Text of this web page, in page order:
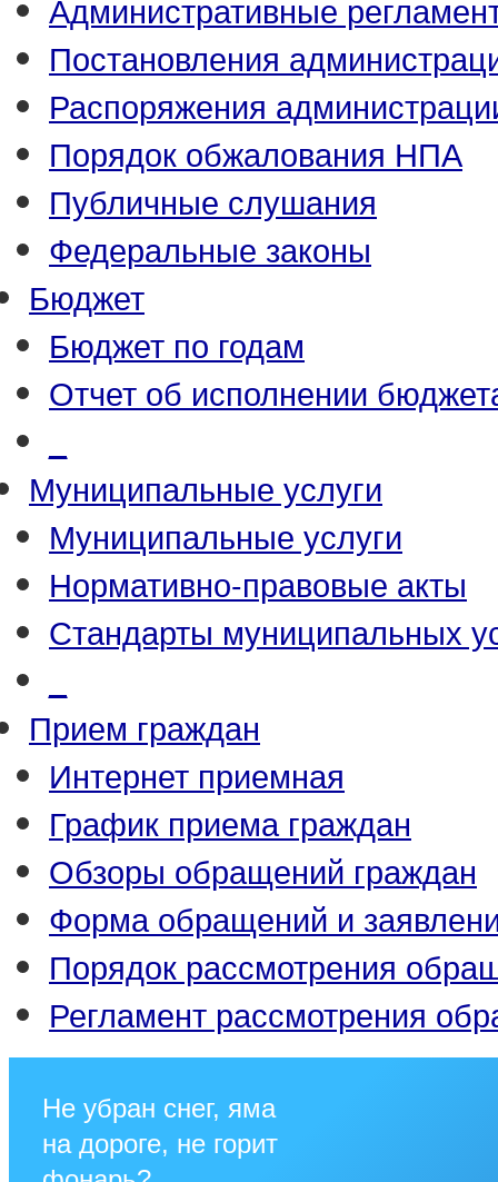
Административные
Постановления
Распоряжения
Порядок обжалования НПА
Публичные слушания
Федеральные законы
Бюджет
Бюджет по годам
Отчет об исполнении
Муниципальные услуги
Муниципальные услуги
Нормативно-правовые акты
Стандарты муниципальных
Прием граждан
Интернет приемная
График приема граждан
Обзоры обращений граждан
Форма обращений и
Порядок рассмотрения
Регламент рассмотрения
Не убран снег, яма
на дороге, не горит